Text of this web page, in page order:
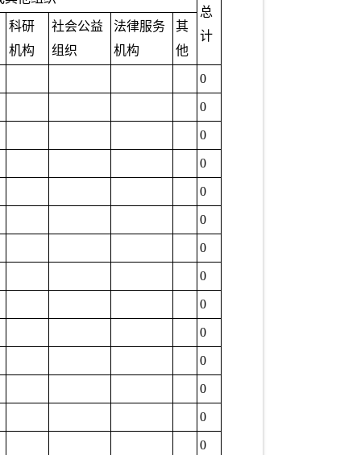
总
计
科研
机构
社会公益
组织
法律服务
机构
其
他
0
0
0
0
0
0
0
0
0
0
0
0
0
0